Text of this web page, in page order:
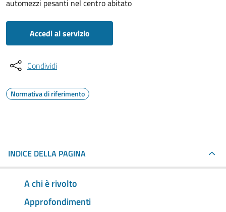
automezzi pesanti nel centro abitato
Accedi al servizio
Condividi
Normativa di riferimento
INDICE DELLA PAGINA
A chi è rivolto
Approfondimenti